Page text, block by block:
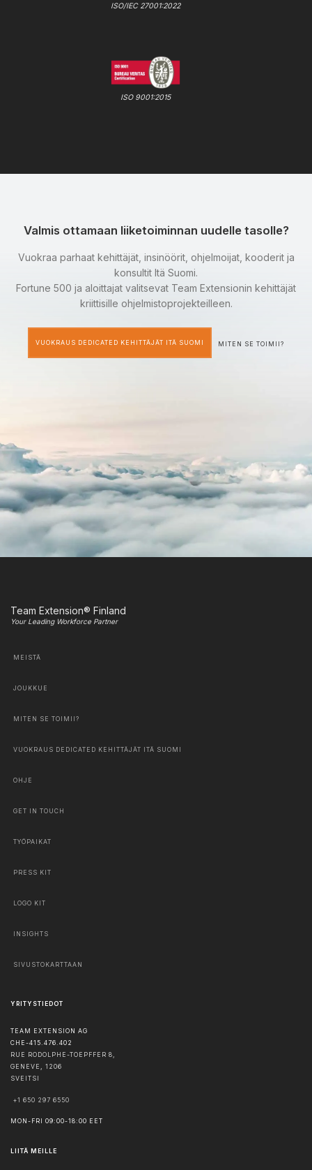
ISO/IEC 27001:2022
ISO 9001:2015
Valmis ottamaan liiketoiminnan uudelle tasolle?
Vuokraa parhaat kehittäjät, insinöörit, ohjelmoijat, kooderit ja
konsultit Itä Suomi.
Fortune 500 ja aloittajat valitsevat Team Extensionin kehittäjät
kriittisille ohjelmistoprojekteilleen.
VUOKRAUS DEDICATED KEHITTÄJÄT ITÄ SUOMI MITEN SE TOIMII?
Team Extension® Finland
Your Leading Workforce Partner
MEISTÄ
JOUKKUE
MITEN SE TOIMII?
VUOKRAUS DEDICATED KEHITTÄJÄT ITÄ SUOMI
OHJE
GET IN TOUCH
TYÖPAIKAT
PRESS KIT
LOGO KIT
INSIGHTS
SIVUSTOKARTTAAN
YRITYSTIEDOT
TEAM EXTENSION AG
CHE-415.476.402
RUE RODOLPHE-TOEPFFER 8,
GENEVE , 1206
SVEITSI
+1 650 297 6550
MON-FRI 09:00-18:00 EET
LIITÄ MEILLE